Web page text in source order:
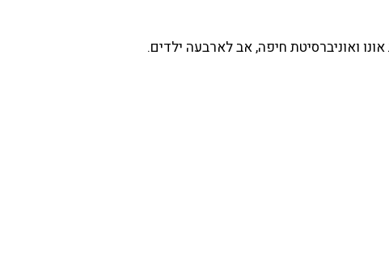
ואוניברסיטת חיפה, אב לארבעה ילדים.